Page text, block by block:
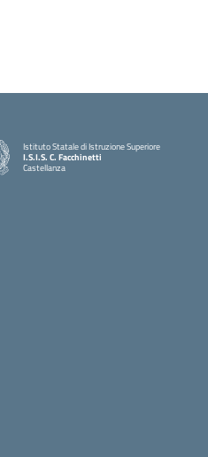
Istituto Statale di Istruzione Superiore
I.S.I.S. C. Facchinetti
Castellanza